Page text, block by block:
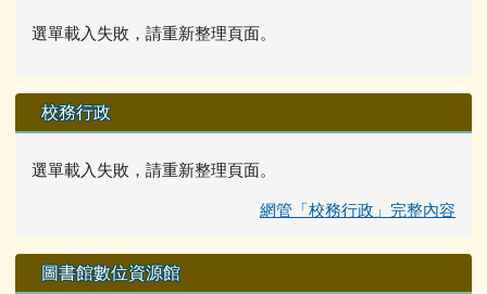
選單載入失敗，請重新整理頁面。
校務行政
選單載入失敗，請重新整理頁面。
網管「校務行政」完整內容
圖書館數位資源館